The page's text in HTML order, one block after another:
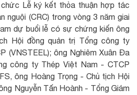
chức Lễ ký kết thỏa thuận hợp tác
nguội (CRC) trong vòng 3 năm giai
dự buổi lễ có sự chứng kiến ông
Hội đồng quản trị Tổng công ty
(VNSTEEL); ông Nghiêm Xuân Đa
công ty Thép Việt Nam - CTCP
ông Hoàng Trọng - Chủ tịch Hội
Nguyễn Tấn Hoành - Tổng Giám